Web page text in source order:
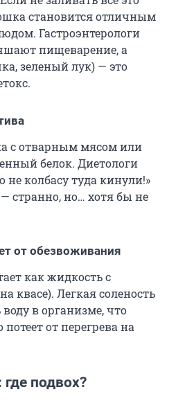
становится отличным
Гастроэнтерологи
пищеварение, а
зеленый лук) — это
с отварным мясом или
белок. Диетологи
не колбасу туда кинули!»
странно, но… хотя бы не
от обезвоживания
как жидкость с
квасе). Легкая соленость
в организме, что
от перегрева на
подвох?